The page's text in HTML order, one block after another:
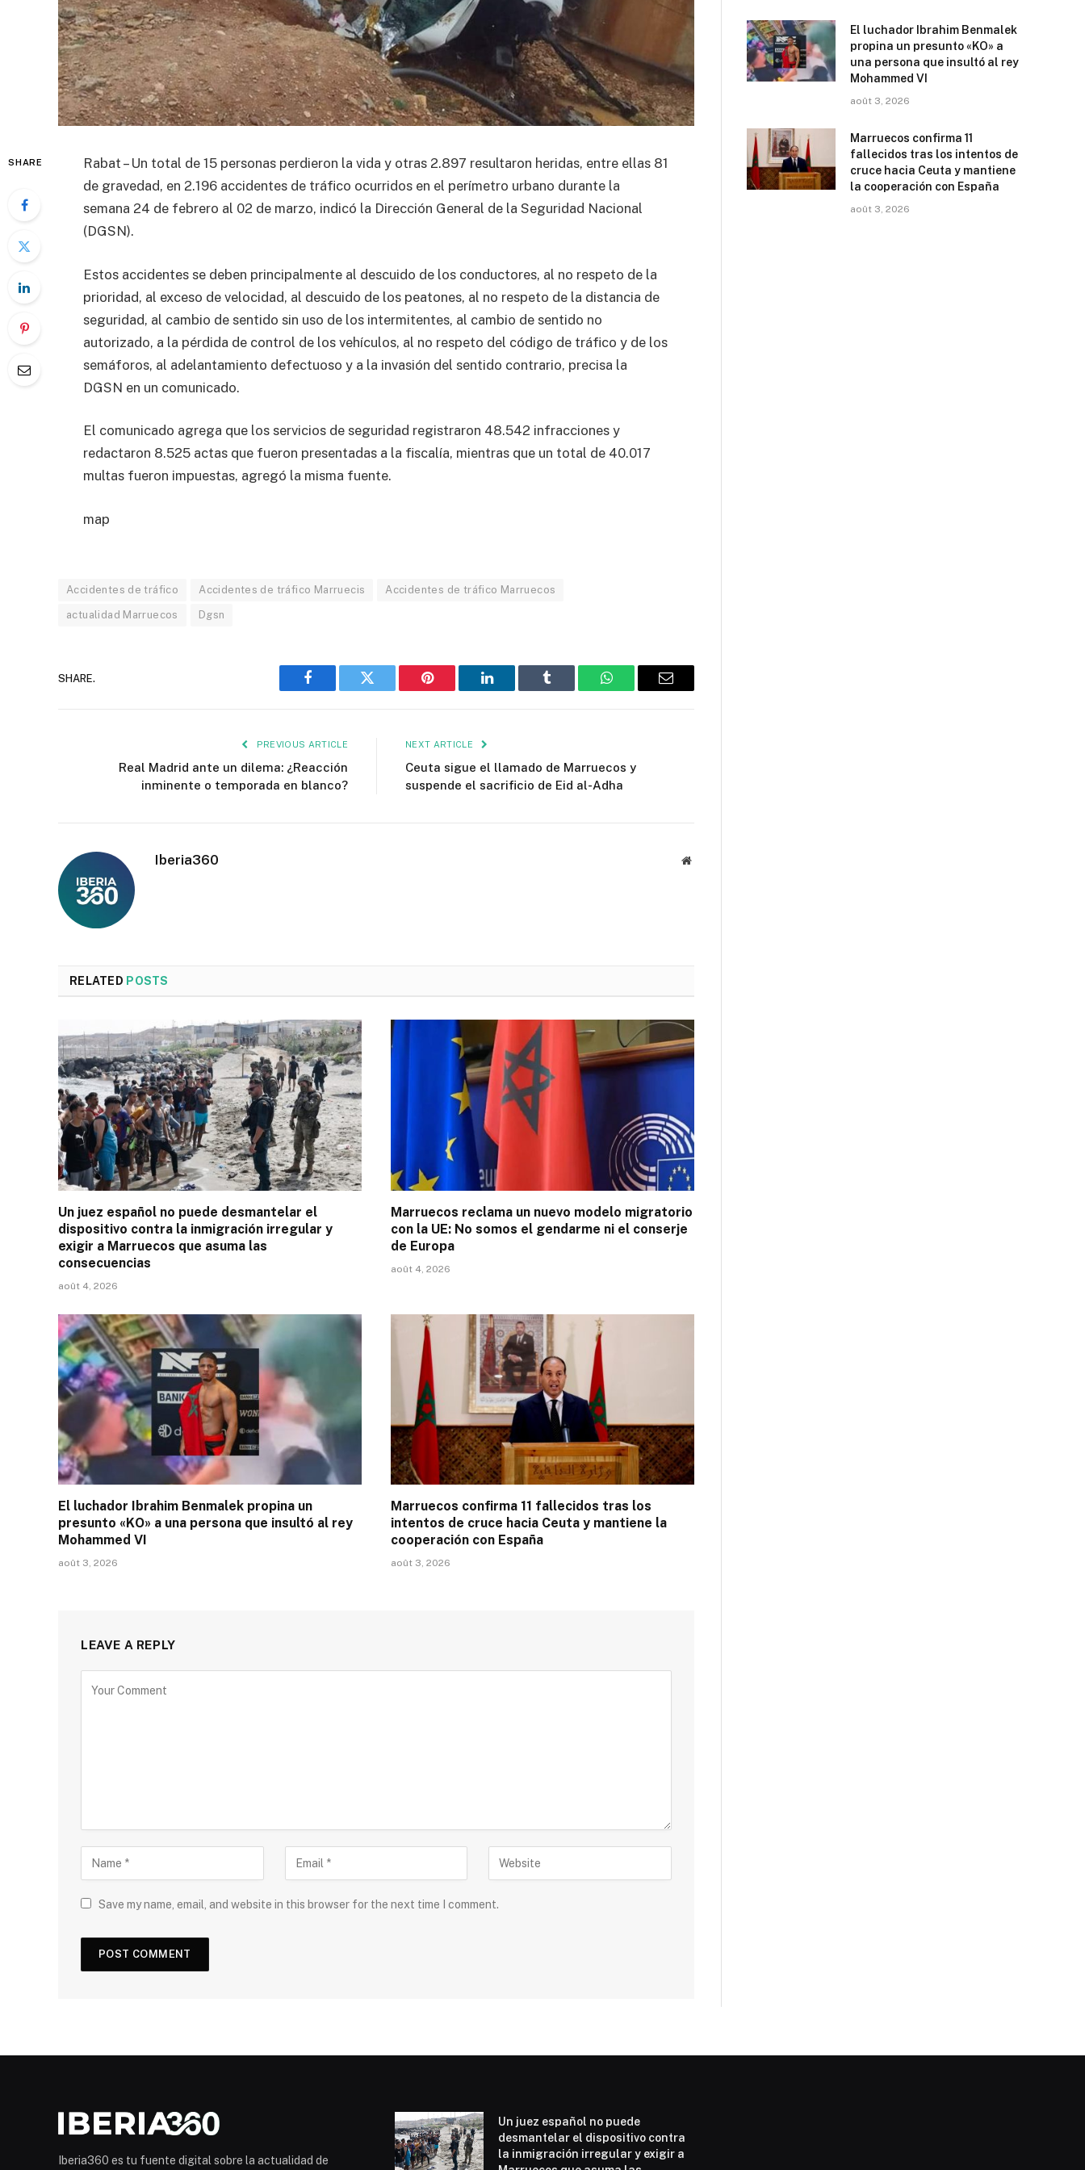
SHARE
Rabat – Un total de 15 personas perdieron la vida y otras 2.897 resultaron heridas, entre ellas 81
de gravedad, en 2.196 accidentes de tráfico ocurridos en el perímetro urbano durante la
semana 24 de febrero al 02 de marzo, indicó la Dirección General de la Seguridad Nacional
(DGSN).
Estos accidentes se deben principalmente al descuido de los conductores, al no respeto de la
prioridad, al exceso de velocidad, al descuido de los peatones, al no respeto de la distancia de
seguridad, al cambio de sentido sin uso de los intermitentes, al cambio de sentido no
autorizado, a la pérdida de control de los vehículos, al no respeto del código de tráfico y de los
semáforos, al adelantamiento defectuoso y a la invasión del sentido contrario, precisa la
DGSN en un comunicado.
El comunicado agrega que los servicios de seguridad registraron 48.542 infracciones y
redactaron 8.525 actas que fueron presentadas a la fiscalía, mientras que un total de 40.017
multas fueron impuestas, agregó la misma fuente.
map
Accidentes de tráfico Accidentes de tráfico Marruecis Accidentes de tráfico Marruecos
actualidad Marruecos Dgsn
SHARE.
Facebook Twitter Pinterest LinkedIn Tumblr WhatsAppEmail
PREVIOUS ARTICLE
Real Madrid ante un dilema: ¿Reacción
inminente o temporada en blanco?
NEXT ARTICLE
Ceuta sigue el llamado de Marruecos y
suspende el sacrificio de Eid al-Adha
Iberia360 Website
RELATED POSTS
Un juez español no puede desmantelar el
dispositivo contra la inmigración irregular y
exigir a Marruecos que asuma las
consecuencias
août 4, 2026
Marruecos reclama un nuevo modelo migratorio
con la UE: No somos el gendarme ni el conserje
de Europa
août 4, 2026
El luchador Ibrahim Benmalek propina un
presunto «KO» a una persona que insultó al rey
Mohammed VI
août 3, 2026
Marruecos confirma 11 fallecidos tras los
intentos de cruce hacia Ceuta y mantiene la
cooperación con España
août 3, 2026
LEAVE A REPLY
Save my name, email, and website in this browser for the next time I comment.
El luchador Ibrahim Benmalek
propina un presunto «KO» a
una persona que insultó al rey
Mohammed VI
août 3, 2026
Marruecos confirma 11
fallecidos tras los intentos de
cruce hacia Ceuta y mantiene
la cooperación con España
août 3, 2026
Iberia360 es tu fuente digital sobre la actualidad de
Un juez español no puede
desmantelar el dispositivo contra
la inmigración irregular y exigir a